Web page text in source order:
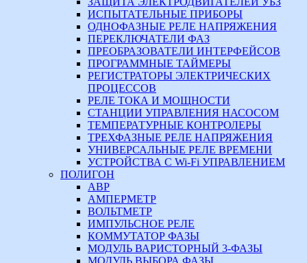
ИСПЫТАТЕЛЬНЫЕ ПРИБОРЫ
ОДНОФАЗНЫЕ РЕЛЕ НАПРЯЖЕНИЯ
ПЕРЕКЛЮЧАТЕЛИ ФАЗ
ПРЕОБРАЗОВАТЕЛИ ИНТЕРФЕЙСОВ
ПРОГРАММНЫЕ ТАЙМЕРЫ
РЕГИСТРАТОРЫ ЭЛЕКТРИЧЕСКИХ
ПРОЦЕССОВ
РЕЛЕ ТОКА И МОЩНОСТИ
СТАНЦИИ УПРАВЛЕНИЯ НАСОСОМ
ТЕМПЕРАТУРНЫЕ КОНТРОЛЕРЫ
ТРЕХФАЗНЫЕ РЕЛЕ НАПРЯЖЕНИЯ
УНИВЕРСАЛЬНЫЕ РЕЛЕ ВРЕМЕНИ
УСТРОЙСТВА С Wi-Fi УПРАВЛЕНИЕМ
ПОЛИГОН
АВР
АМПЕРМЕТР
ВОЛЬТМЕТР
ИМПУЛЬСНОЕ РЕЛЕ
КОММУТАТОР ФАЗЫ
МОДУЛЬ ВАРИСТОРНЫЙ 3-ФАЗЫ